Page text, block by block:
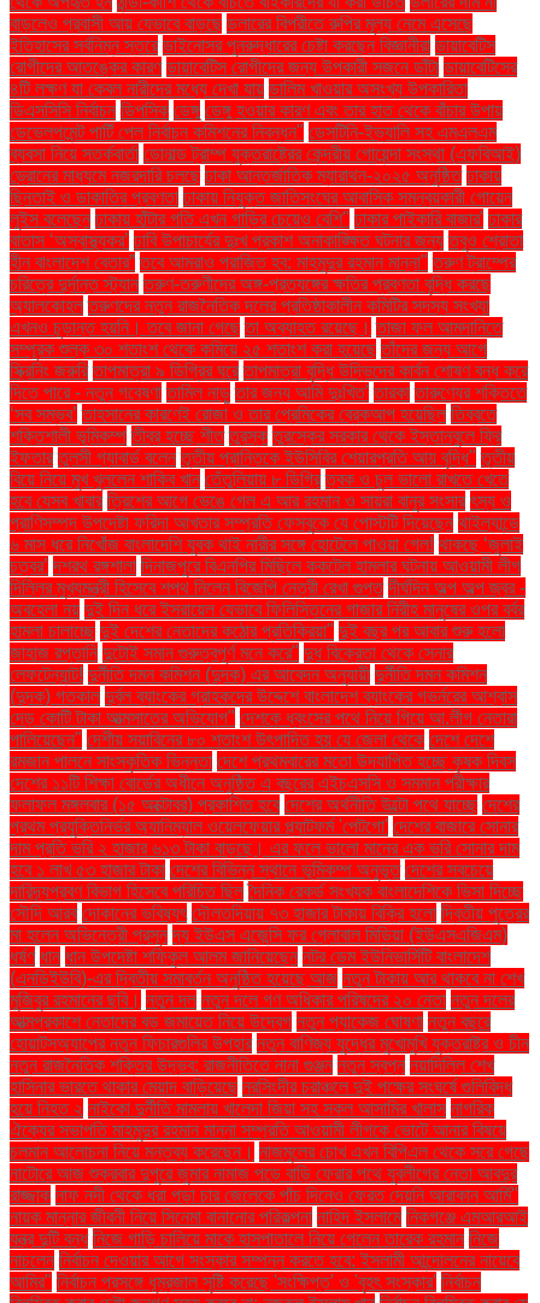
বাড়লেও প্রবাসী আয় যেভাবে বাড়ছে ডলারের বিপরীতে রুপির মূল্য নেমে এসেছে
ইতিহাসের সর্বনিম্ন স্তরে ডাইনোসর পুনরুদ্ধারের চেষ্টা করছেন বিজ্ঞানীরা ডায়াবেটিস
রোগীদের আতঙ্কের কারণ ডায়াবেটিস রোগীদের জন্য উপকারী সজনে ডাঁটা ডায়াবেটিসের
৪টি লক্ষণ যা কেবল নারীদের মধ্যে দেখা যায় ডালিম খাওয়ার অসংখ্য উপকারিতা
ডিএসসিসি নির্বাচন ডিপসিক ডেঙ্গু ডেঙ্গু হওয়ার কারণ এবং তার হাত থেকে বাঁচার উপায়
ডেভেলপমেন্ট পার্টি পেল নির্বাচন কমিশনের নিবন্ধন" ডেসটিনি-ইভ্যালি সহ এমএলএম
ব্যবসা নিয়ে সতর্কবার্তা ডোনাল্ড ট্রাম্প যুক্তরাষ্ট্রের কেন্দ্রীয় গোয়েন্দা সংস্থা (এফবিআই)
ড্রোনের মাধ্যমে নজরদারি চলছে ঢাকা আন্তর্জাতিক ম্যারাথন-২০২৫ অনুষ্ঠিত ঢাকায়
ছিনতাই ও ডাকাতির প্রবণতা ঢাকায় নিযুক্ত জাতিসংঘের আবাসিক সমন্বয়কারী গোয়েন
লুইস বলেছেন ঢাকায় হাঁটার গতি এখন গাড়ির চেয়েও বেশি'' ঢাকার পাইকারি বাজার' ঢাকার
বাতাস ‘অস্বাস্থ্যকর’ ঢাবি উপাচার্যের দুঃখ প্রকাশ অনাকাঙ্ক্ষিত ঘটনার জন্য তবুও শ্রোতা
হীন বাংলাদেশ বেতার” তবে আমরাও পরাজিত হব: মাহমুদুর রহমান মান্না" তরুণ ট্রাম্পের
চরিত্রে দুর্দান্ত স্ট্যান তরুণ-তরুণীদের অঙ্গ-প্রত্যঙ্গের ক্ষতির প্রবণতা বৃদ্ধি করছে
অ্যালকোহল তরুণদের নতুন রাজনৈতিক দলের প্রতিষ্ঠাকালীন কমিটির সদস্য সংখ্যা
এখনও চূড়ান্ত হয়নি। তবে জানা গেছে তা অব্যাহত রয়েছে। তাজা ফল আমদানিতে
সম্পূরক শুল্ক ৩০ শতাংশ থেকে কমিয়ে ২৫ শতাংশ করা হয়েছে তাঁদের জন্য আগে
স্ক্রিনিং জরুরি তাপমাত্রা ৯ ডিগ্রির ঘরে তাপমাত্রা বৃদ্ধি উদ্ভিদের কার্বন শোষণ বন্ধ করে
দিতে পারে - নতুন গবেষণা তামিল নাড়ু তার জন্য আমি দুঃখিত' তারকা তারুণ্যের শক্তিতে
‘সব সম্ভব’ তাহসানের কারণেই রোজা ও তার প্রেমিকের ব্রেকআপ হয়েছিল তিব্বতে
শক্তিশালী ভূমিকম্প তীব্র হচ্ছে শীত তুরস্ক তুরস্কের সরকার থেকে ইস্তানবুলে ফ্রি
ইফতার তুলসী গ্যাবার্ড বলেন তৃতীয় প্রান্তিকে ইউসিবির শেয়ারপ্রতি আয় বৃদ্ধি" তৃতীয়
বিয়ে নিয়ে মুখ খুললেন শাকিব খান তেঁতুলিয়ায় ৮ ডিগ্রি ত্বক ও চুল ভালো রাখতে খেতে
হবে যেসব খাবার ত্রিশের আগে ভেঙে গেল এ আর রহমান ও সায়রা বানুর সংসার ৎস্য ও
প্রাণিসম্পদ উপদেষ্টা ফরিদা আখতার সম্প্রতি ফেসবুকে যে পোস্টটি দিয়েছেন থাইল্যান্ডে
৬ মাস ধরে নিখোঁজ বাংলাদেশি যুবক থাই নারীর সঙ্গে হোটেলে পাওয়া গেল! থাকছে ‘জুলাই
চত্বর’ দশরথ রঙ্গশালা দিনাজপুরে বিএনপির মিছিলে ককটেল হামলার ঘটনায় আওয়ামী লীগ
দিল্লির মুখ্যমন্ত্রী হিসেবে শপথ নিলেন বিজেপি নেত্রী রেখা গুপ্ত দীর্ঘদিন অল্প অল্প জ্বর -
অবহেলা নয় দুই দিন ধরে ইসরায়েল যেভাবে ফিলিস্তিনের গাজার নিরীহ মানুষের ওপর বর্বর
হামলা চালাচ্ছে দুই দেশের নেতাদের কঠোর প্রতিক্রিয়া" দুই বছর পর আবার শুরু হলো
জাহাজ রপ্তানি দুটোই সমান গুরুত্বপূর্ণ মনে করে" দুধ বিক্রেতা থেকে সেনার
লেফটেন্যান্ট! দুর্নীতি দমন কমিশন (দুদক) এর আবেদন অনুযায়ী দুর্নীতি দমন কমিশন
(দুদক) গতকাল দুর্বল ব্যাংকের গ্রাহকদের উদ্দেশে বাংলাদেশ ব্যাংকের গভর্নরের আশ্বাস
দেড় কোটি টাকা আত্মসাতের অভিযোগ" দেশকে ধ্বংসের পথে নিয়ে গিয়ে আ.লীগ নেতারা
পালিয়েছেন" দেশীয় সয়াবিনের ৮০ শতাংশ উৎপাদিত হয় যে জেলা থেকে দেশে দেশে
রমজান পালনে সাংস্কৃতিক ভিন্নতা দেশে প্রথমবারের মতো উদযাপিত হচ্ছে কৃষক দিবস
দেশের ১১টি শিক্ষা বোর্ডের অধীনে অনুষ্ঠিত এ বছরের এইচএসসি ও সমমান পরীক্ষার
ফলাফল মঙ্গলবার (১৫ অক্টোবর) প্রকাশিত হবে দেশের অর্থনীতি উল্টো পথে যাচ্ছে দেশের
প্রথম প্রযুক্তিনির্ভর অ্যানিম্যাল ওয়েলফেয়ার প্ল্যাটফর্ম 'পেটগো' দেশের বাজারে সোনার
দাম প্রতি ভরি ২ হাজার ৬১৩ টাকা বাড়ছে। এর ফলে ভালো মানের এক ভরি সোনার দাম
হবে ১ লাখ ৫৩ হাজার টাকা দেশের বিভিন্ন স্থানে ভূমিকম্প অনুভূত দেশের সবচেয়ে
দারিদ্র্যপ্রবণ বিভাগ হিসেবে পরিচিত ছিল দৈনিক রেকর্ড সংখ্যক বাংলাদেশিকে ভিসা দিচ্ছে
সৌদি আরব দোকানের ভবিষ্যৎ দৌলতদিয়ায় ৭৩ হাজার টাকায় বিক্রি হলো দ্বিতীয় পুত্রের
মা হলেন অভিনেত্রী প্রসূন দ্য ইউএস এজেন্সি ফর গ্লোবাল মিডিয়া (ইউএসএজিএম)
ধর্ষণ ধান ধান উপদেষ্টা শফিকুল আলম জানিয়েছেন নটর ডেম ইউনিভার্সিটি বাংলাদেশ
(এনডিইউবি)-এর দ্বিতীয় সমাবর্তন অনুষ্ঠিত হয়েছে আজ নতুন টাকায় আর থাকবে না শেখ
মুজিবুর রহমানের ছবি। নতুন দল নতুন দলে গণ অধিকার পরিষদের ২০ নেতা নতুন দলের
আত্মপ্রকাশে নেতাদের বড় জমায়েত নিয়ে উদ্বেগ নতুন প্যাকেজ ঘোষণা নতুন বছরে
হোয়াটসঅ্যাপের নতুন ফিচারগুলির উপহার নতুন বাণিজ্য যুদ্ধের মুখোমুখি যুক্তরাষ্ট্র ও চীন
নতুন রাজনৈতিক শক্তির উদ্ভব: রাজনীতিতে নানা গুঞ্জন নতুন স্বপ্ন নয়াদিল্লি শেখ
হাসিনার ভারতে থাকার মেয়াদ বাড়িয়েছে নরসিংদীর চরাঞ্চলে দুই পক্ষের সংঘর্ষে গুলিবিদ্ধ
হয়ে নিহত ২ নাইকো দুর্নীতি মামলায় খালেদা জিয়া সহ সকল আসামির খালাস নাগরিক
ঐক্যের সভাপতি মাহমুদুর রহমান মান্না সম্প্রতি আওয়ামী লীগকে ভোটে আনার বিষয়ে
চলমান আলোচনা নিয়ে মন্তব্য করেছেন। নাজমুলের চোখ এখন বিপিএল থেকে সরে গেছে
নাটোরে আজ শুক্রবার দুপুরে জুমার নামাজ পড়ে বাড়ি ফেরার পথে যুবলীগের নেতা আবদুর
রাজ্জাক নাফ নদী থেকে ধরা পড়া চার জেলেকে পাঁচ দিনেও ফেরত দেয়নি আরাকান আর্মি"
নায়ক মান্নার জীবনী নিয়ে সিনেমা বানানোর পরিকল্পনা নাহিদ ইসলামে নিকগঞ্জে এমআরআই
যন্ত্র দুটি বন্ধ নিজে গাড়ি চালিয়ে মাকে হাসপাতালে নিয়ে গেলেন তারেক রহমান নিজে
নাচলেন নির্বাচন দেওয়ার আগে সংস্কার সম্পন্ন করতে হবে: ইসলামী আন্দোলনের নায়েবে
আমির" নির্বাচন প্রসঙ্গে ধূম্রজাল সৃষ্টি করেছে 'সংক্ষিপ্ত' ও 'বৃহৎ সংস্কার' নির্বাচন